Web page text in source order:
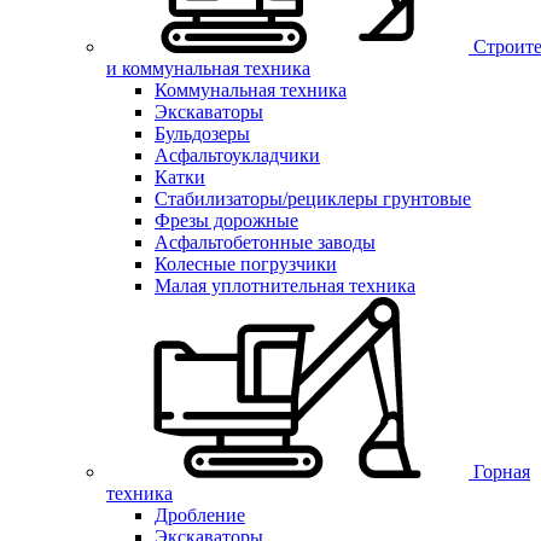
и коммунальная техника
Коммунальная техника
Экскаваторы
Бульдозеры
Асфальтоукладчики
Катки
Стабилизаторы/рециклеры грунтовые
Фрезы дорожные
Асфальтобетонные заводы
Колесные погрузчики
Малая уплотнительная техника
Горная
техника
Дробление
Экскаваторы